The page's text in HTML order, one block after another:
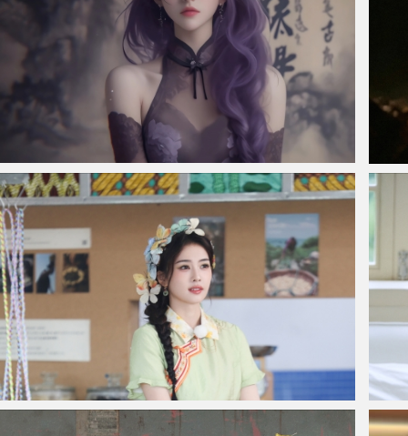
仙侠凌仙 紫色长卷发美女 古风古典 4K壁纸
白鹿漂亮服饰4k手机壁纸图片 居家